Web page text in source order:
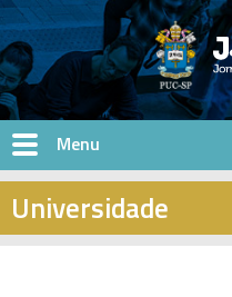
Pular para o conteúdo principal
Universidade